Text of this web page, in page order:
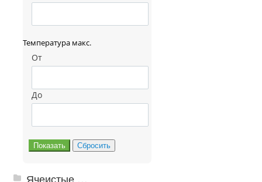
Температура макс.
От
До
Ячеистые грязезащитные покрытия